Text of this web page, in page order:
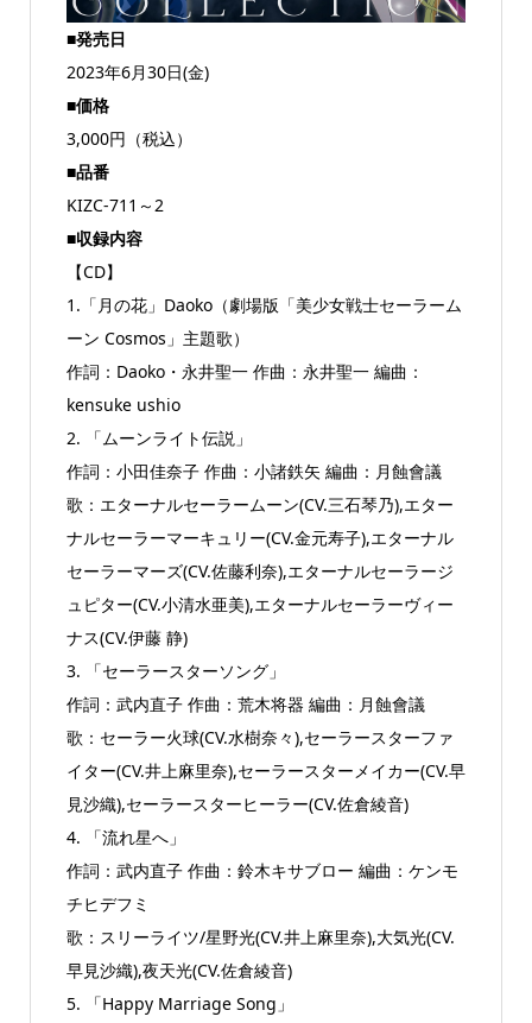
■発売日
2023年6月30日(金)
■価格
3,000円（税込）
■品番
KIZC-711～2
■収録内容
【CD】
1.「月の花」Daoko（劇場版「美少女戦士セーラーム
ーン Cosmos」主題歌）
作詞：Daoko・永井聖一 作曲：永井聖一 編曲：
kensuke ushio
2. 「ムーンライト伝説」
作詞：小田佳奈子 作曲：小諸鉄矢 編曲：月蝕會議
歌：エターナルセーラームーン(CV.三石琴乃),エター
ナルセーラーマーキュリー(CV.金元寿子),エターナル
セーラーマーズ(CV.佐藤利奈),エターナルセーラージ
ュピター(CV.小清水亜美),エターナルセーラーヴィー
ナス(CV.伊藤 静)
3. 「セーラースターソング」
作詞：武内直子 作曲：荒木将器 編曲：月蝕會議
歌：セーラー火球(CV.水樹奈々),セーラースターファ
イター(CV.井上麻里奈),セーラースターメイカー(CV.早
見沙織),セーラースターヒーラー(CV.佐倉綾音)
4. 「流れ星へ」
作詞：武内直子 作曲：鈴木キサブロー 編曲：ケンモ
チヒデフミ
歌：スリーライツ/星野光(CV.井上麻里奈),大気光(CV.
早見沙織),夜天光(CV.佐倉綾音)
5. 「Happy Marriage Song」